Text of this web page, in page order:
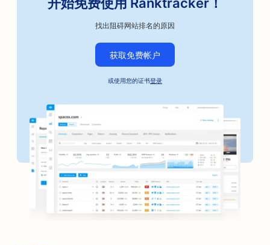
找出阻碍网站排名的原因
获取免费帐户
或使用您的证书登录